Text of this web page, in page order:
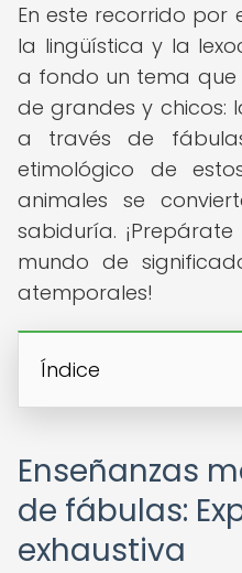
En este recorrido por
la lingüística y la
a fondo un tema
de grandes y chicos:
a través de
etimológico de
animales se
sabiduría.
mundo de
atemporales!
Índice
Enseñanzas
de fábulas:
exhaustiva